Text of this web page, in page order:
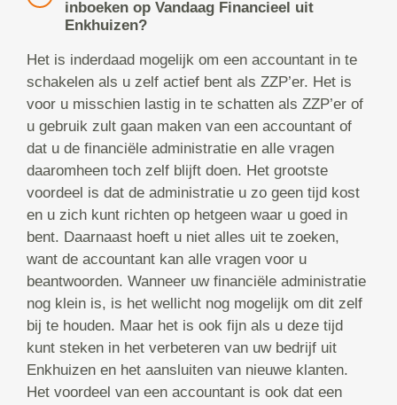
inboeken op Vandaag Financieel uit
Enkhuizen?
Het is inderdaad mogelijk om een accountant in te
schakelen als u zelf actief bent als ZZP’er. Het is
voor u misschien lastig in te schatten als ZZP’er of
u gebruik zult gaan maken van een accountant of
dat u de financiële administratie en alle vragen
daaromheen toch zelf blijft doen. Het grootste
voordeel is dat de administratie u zo geen tijd kost
en u zich kunt richten op hetgeen waar u goed in
bent. Daarnaast hoeft u niet alles uit te zoeken,
want de accountant kan alle vragen voor u
beantwoorden. Wanneer uw financiële administratie
nog klein is, is het wellicht nog mogelijk om dit zelf
bij te houden. Maar het is ook fijn als u deze tijd
kunt steken in het verbeteren van uw bedrijf uit
Enkhuizen en het aansluiten van nieuwe klanten.
Het voordeel van een accountant is ook dat een